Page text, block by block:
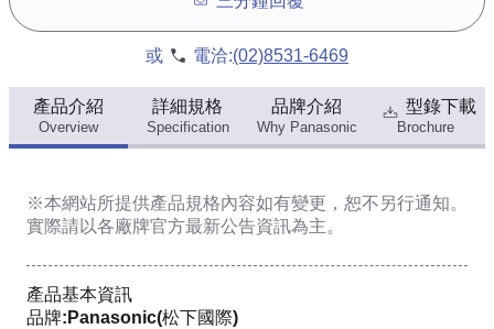
或 電洽:(02)8531-6469
產品介紹
Overview
詳細規格
Specification
品牌介紹
Why Panasonic
型錄下載
Brochure
※本網站所提供產品規格內容如有變更，恕不另行通知。
實際請以各廠牌官方最新公告資訊為主。
產品基本資訊
品牌:Panasonic(松下國際)